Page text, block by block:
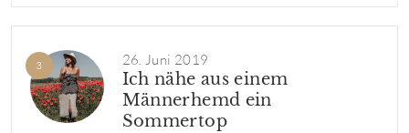
26. Juni 2019
Ich nähe aus einem
Männerhemd ein
Sommertop